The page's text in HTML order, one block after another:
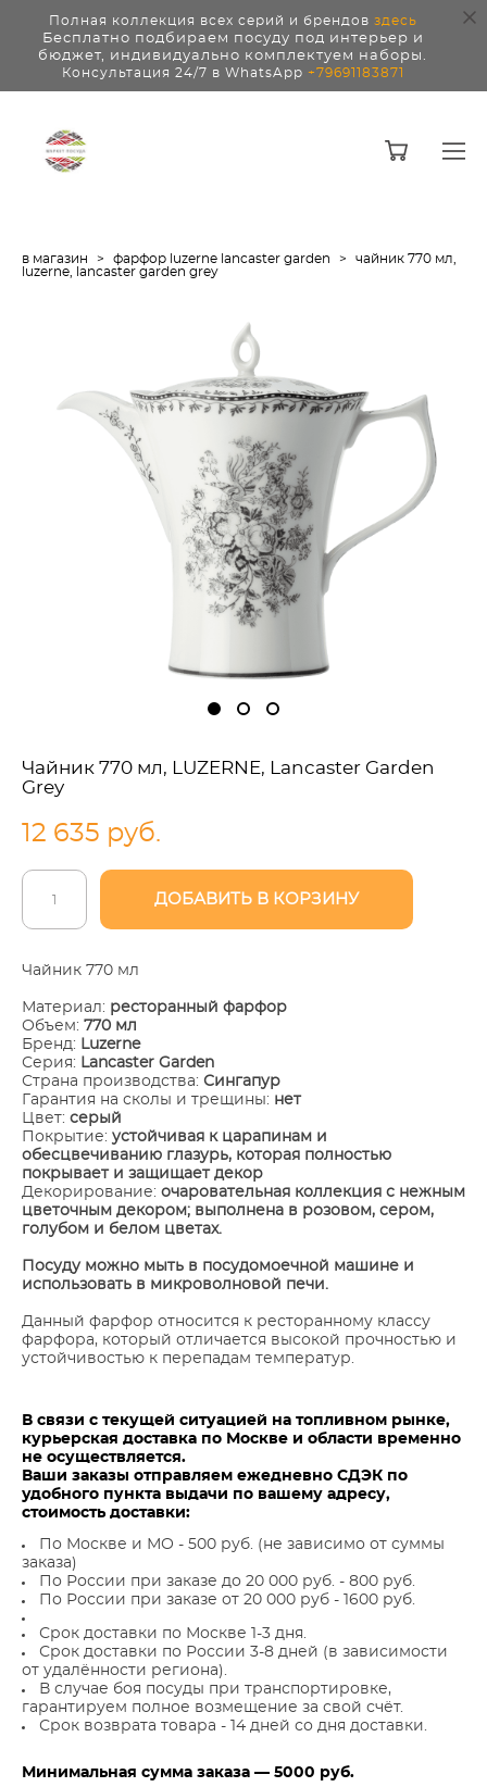
Полная коллекция всех серий и брендов здесь
Бесплатно подбираем посуду под интерьер и
бюджет, индивидуально комплектуем наборы.
Консультация 24/7 в WhatsApp +79691183871
в магазин > фарфор luzerne lancaster garden >
чайник 770 мл,
luzerne, lancaster garden grey
Чайник 770 мл, LUZERNE, Lancaster Garden
Grey
12 635 pуб.
ДОБАВИТЬ В КОРЗИНУ
Чайник 770 мл
Материал: ресторанный фарфор
Объем: 770 мл
Бренд: Luzerne
Серия: Lancaster Garden
Страна производства: Сингапур
Гарантия на сколы и трещины: нет
Цвет: серый
Покрытие: устойчивая к царапинам и
обесцвечиванию глазурь, которая полностью
покрывает и защищает декор
Декорирование: очаровательная коллекция с нежным
цветочным декором; выполнена в розовом, сером,
голубом и белом цветах.
Посуду можно мыть в посудомоечной машине и
использовать в микроволновой печи.
Данный фарфор относится к ресторанному классу
фарфора, который отличается высокой прочностью и
устойчивостью к перепадам температур.
В связи с текущей ситуацией на топливном рынке,
курьерская доставка по Москве и области временно
не осуществляется.
Ваши заказы отправляем ежедневно СДЭК по
удобного пункта выдачи по вашему адресу,
стоимость доставки:
По Москве и МО - 500 руб. (не зависимо от суммы
заказа)
По России при заказе до 20 000 руб. - 800 руб.
По России при заказе от 20 000 руб - 1600 руб.
Срок доставки по Москве 1-3 дня.
Срок доставки по России 3-8 дней (в зависимости
от удалённости региона).
В случае боя посуды при транспортировке,
гарантируем полное возмещение за свой счёт.
Срок возврата товара - 14 дней со дня доставки.
Минимальная сумма заказа — 5000 руб.